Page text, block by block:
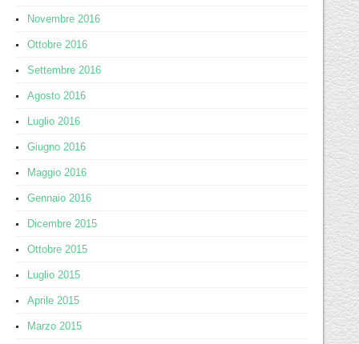
Novembre 2016
Ottobre 2016
Settembre 2016
Agosto 2016
Luglio 2016
Giugno 2016
Maggio 2016
Gennaio 2016
Dicembre 2015
Ottobre 2015
Luglio 2015
Aprile 2015
Marzo 2015